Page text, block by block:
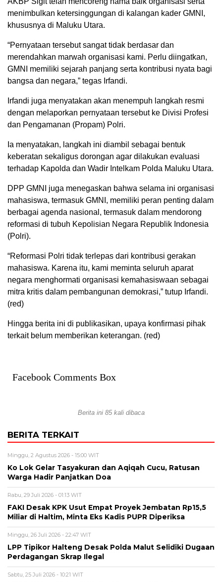
menimbulkan ketersinggungan di kalangan kader GMNI,
khususnya di Maluku Utara.
“Pernyataan tersebut sangat tidak berdasar dan
merendahkan marwah organisasi kami. Perlu diingatkan,
GMNI memiliki sejarah panjang serta kontribusi nyata bagi
bangsa dan negara,” tegas Irfandi.
Irfandi juga menyatakan akan menempuh langkah resmi
dengan melaporkan pernyataan tersebut ke Divisi Profesi
dan Pengamanan (Propam) Polri.
Ia menyatakan, langkah ini diambil sebagai bentuk
keberatan sekaligus dorongan agar dilakukan evaluasi
terhadap Kapolda dan Wadir Intelkam Polda Maluku Utara.
DPP GMNI juga menegaskan bahwa selama ini organisasi
mahasiswa, termasuk GMNI, memiliki peran penting dalam
berbagai agenda nasional, termasuk dalam mendorong
reformasi di tubuh Kepolisian Negara Republik Indonesia
(Polri).
“Reformasi Polri tidak terlepas dari kontribusi gerakan
mahasiswa. Karena itu, kami meminta seluruh aparat
negara menghormati organisasi kemahasiswaan sebagai
mitra kritis dalam pembangunan demokrasi,” tutup Irfandi.
(red)
Hingga berita ini di publikasikan, upaya konfirmasi pihak
terkait belum memberikan keterangan. (red)
Facebook Comments Box
Berita ini 85 kali dibaca
BERITA TERKAIT
Minggu, 2 Agustus 2026 - 15:00 WIT
Ko Lok Gelar Tasyakuran dan Aqiqah Cucu, Ratusan
Warga Hadir Panjatkan Doa
Rabu, 29 Juli 2026 - 01:13 WIT
FAKI Desak KPK Usut Empat Proyek Jembatan Rp15,5
Miliar di Haltim, Minta Eks Kadis PUPR Diperiksa
Minggu, 26 Juli 2026 - 22:47 WIT
LPP Tipikor Halteng Desak Polda Malut Selidiki Dugaan
Perdagangan Skrap Ilegal
Sabtu, 25 Juli 2026 - 10:21 WIT